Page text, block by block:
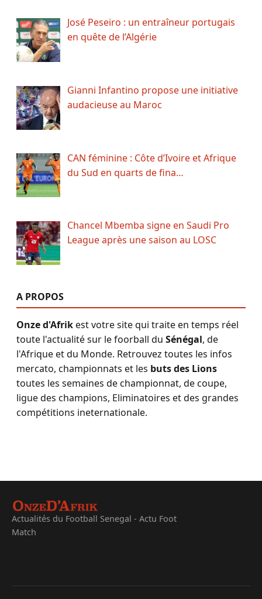
José Peseiro : un entraîneur portugais
en quête de l’Algérie
Gianni Infantino propose une initiative
audacieuse au Maroc
CAN féminine : Côte d’Ivoire et Afrique
du Sud en quarts de fina…
Chancel Mbemba signe en Saudi Pro
League après une saison au LOSC
A PROPOS
Onze d'Afrikest votre site qui traite en temps réel
toute l'actualité sur le foorball du Sénégal, de
l'Afrique et du Monde. Retrouvez toutes les infos
mercato, championnats et les buts des Lions
toutes les semaines de championnat, de coupe,
ligue des champions, Eliminatoires et des grandes
compétitions ineternationale.
Actualités du Football Senegal - Actu Foot
Match